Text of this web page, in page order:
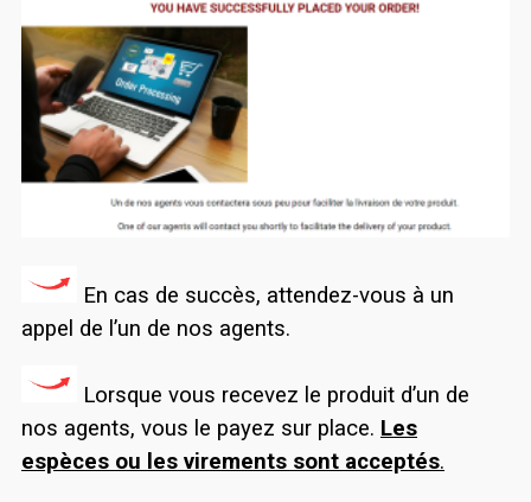
En cas de succès, attendez-vous à un
appel de l’un de nos agents.
Lorsque vous recevez le produit d’un de
nos agents, vous le payez sur place. Les
espèces ou les virements sont acceptés.